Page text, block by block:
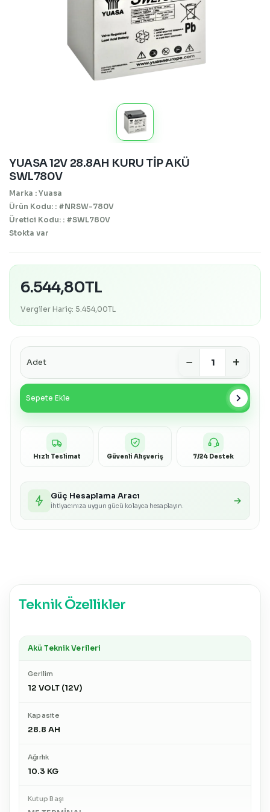
YUASA 12V 28.8AH KURU TİP AKÜ
SWL780V
Marka : Yuasa
Ürün Kodu: : #NRSW-780V
Üretici Kodu: : #SWL780V
Stokta var
6.544,80TL
Vergiler Hariç: 5.454,00TL
Adet − +
Sepete Ekle chevron_right
Hızlı Teslimat Güvenli Alışveriş 7/24 Destek
Güç Hesaplama Aracı
İhtiyacınıza uygun gücü kolayca hesaplayın.
Teknik Özellikler
Akü Teknik Verileri
Gerilim
12 VOLT (12V)
Kapasite
28.8 AH
Ağırlık
10.3 KG
Kutup Başı